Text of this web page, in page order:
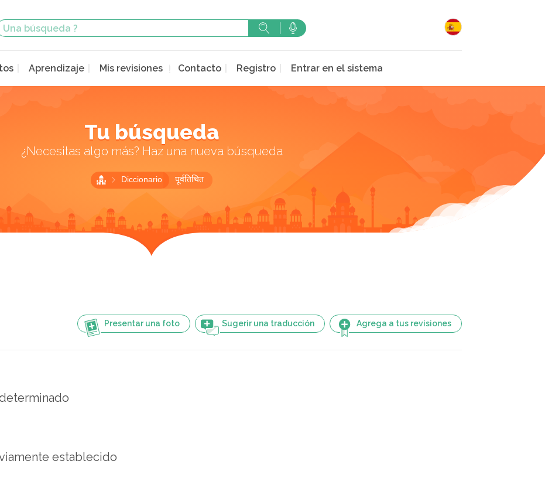
Aprendizaje Mis revisiones Contacto Registro Entrar en el sistema
Tu búsqueda
¿Necesitas algo más? Haz una nueva búsqueda
Diccionario पूर्वतिथित
Presentar una foto Sugerir una traducción Agrega a tus revisiones
establecido